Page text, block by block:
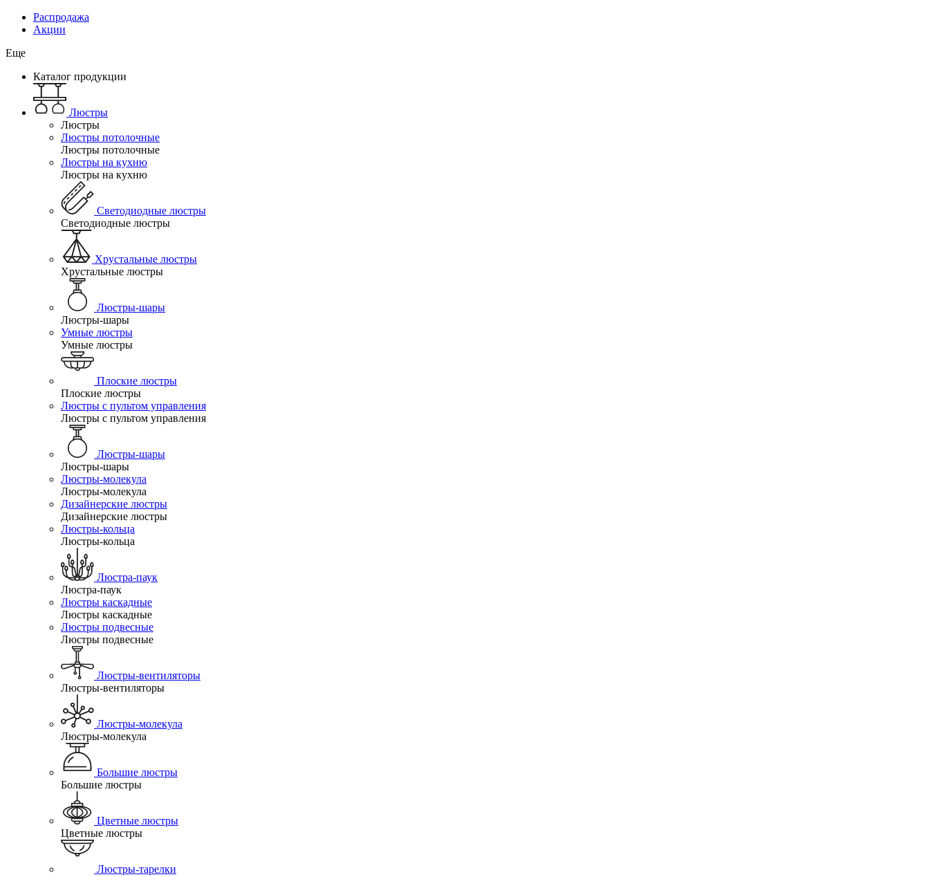
Распродажа
Акции
Еще
Каталог продукции
Люстры
Люстры
Люстры потолочные
Люстры потолочные
Люстры на кухню
Люстры на кухню
Светодиодные люстры
Светодиодные люстры
Хрустальные люстры
Хрустальные люстры
Люстры-шары
Люстры-шары
Умные люстры
Умные люстры
Плоские люстры
Плоские люстры
Люстры с пультом управления
Люстры с пультом управления
Люстры-шары
Люстры-шары
Люстры-молекула
Люстры-молекула
Дизайнерские люстры
Дизайнерские люстры
Люстры-кольца
Люстры-кольца
Люстра-паук
Люстра-паук
Люстры каскадные
Люстры каскадные
Люстры подвесные
Люстры подвесные
Люстры-вентиляторы
Люстры-вентиляторы
Люстры-молекула
Люстры-молекула
Большие люстры
Большие люстры
Цветные люстры
Цветные люстры
Люстры-тарелки